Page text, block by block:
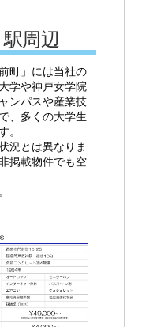
周辺
町」には当社の
学や神戸女学院
ンパスや産業技
、多くの大学生
。
況とは異なりま
掲載物件でも空